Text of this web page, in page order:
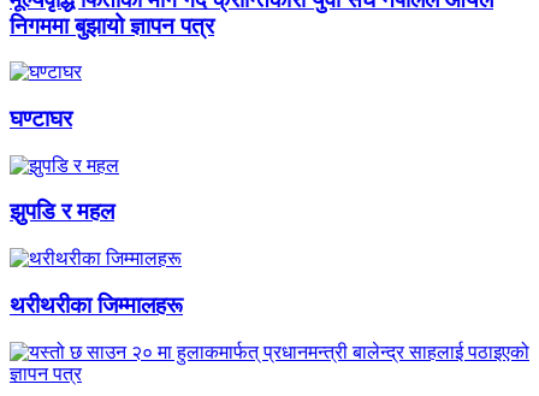
निगममा बुझायो ज्ञापन पत्र
घण्टाघर
झुपडि र महल
थरीथरीका जिम्मालहरू